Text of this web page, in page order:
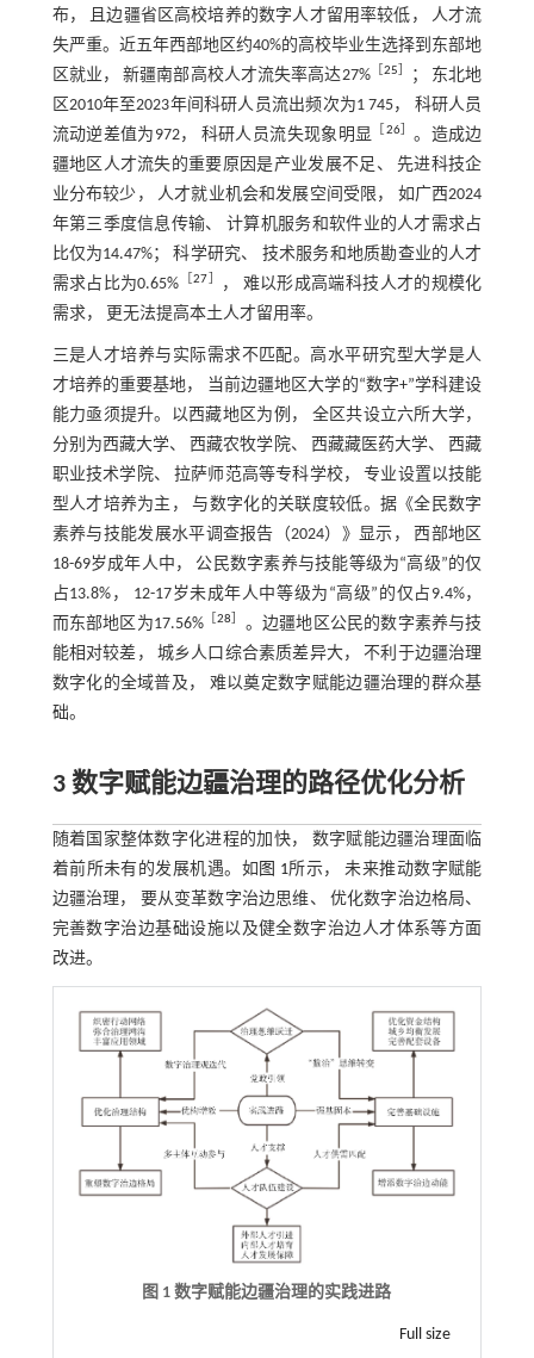
布， 且边疆省区高校培养的数字人才留用率较低， 人才流
失严重。近五年西部地区约40%的高校毕业生选择到东部地
区就业， 新疆南部高校人才流失率高达27% ［25］
； 东北地
区2010年至2023年间科研人员流出频次为1 745， 科研人员
流动逆差值为972， 科研人员流失现象明显 ［26］ 。造成边
疆地区人才流失的重要原因是产业发展不足、 先进科技企
业分布较少， 人才就业机会和发展空间受限， 如广西2024
年第三季度信息传输、 计算机服务和软件业的人才需求占
比仅为14.47%； 科学研究、 技术服务和地质勘查业的人才
需求占比为0.65% ［27］
， 难以形成高端科技人才的规模化
需求， 更无法提高本土人才留用率。
三是人才培养与实际需求不匹配。高水平研究型大学是人
才培养的重要基地， 当前边疆地区大学的“数字+”学科建设
能力亟须提升。以西藏地区为例， 全区共设立六所大学，
分别为西藏大学、 西藏农牧学院、 西藏藏医药大学、 西藏
职业技术学院、 拉萨师范高等专科学校， 专业设置以技能
型人才培养为主， 与数字化的关联度较低。据《全民数字
素养与技能发展水平调查报告（2024）》显示， 西部地区
18-69岁成年人中， 公民数字素养与技能等级为“高级”的仅
占13.8%， 12-17岁未成年人中等级为“高级”的仅占9.4%，
而东部地区为17.56% ［28］ 。边疆地区公民的数字素养与技
能相对较差， 城乡人口综合素质差异大， 不利于边疆治理
数字化的全域普及， 难以奠定数字赋能边疆治理的群众基
础。
3 数字赋能边疆治理的路径优化分析
随着国家整体数字化进程的加快， 数字赋能边疆治理面临
着前所未有的发展机遇。如 图 1所示， 未来推动数字赋能
边疆治理， 要从变革数字治边思维、 优化数字治边格局、
完善数字治边基础设施以及健全数字治边人才体系等方面
改进。
图 1 数字赋能边疆治理的实践进路
Full size